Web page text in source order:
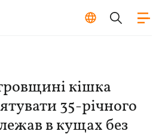
кішка
35-річного
в кущах без